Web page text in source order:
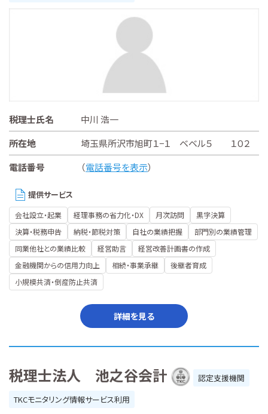
税理士氏名
中川 浩一
所在地
埼玉県所沢市旭町１−１ ベベル５ １０２
電話番号
（電話番号を表示）
提供サービス
会社設立・起業 経理事務の省力化・DX 月次訪問
黒字決算
決算・税務申告
納税・節税対策 自社の業績把握
部門別の業績管理
同業他社との業績比較
経営助言
経営改善計画書の作成
金融機関からの信用力向上
相続・事業承継
後継者育成
小規模共済・倒産防止共済
詳細を見る
税理士法人 池之谷会計
認定支援機関
TKCモニタリング情報サービス利用